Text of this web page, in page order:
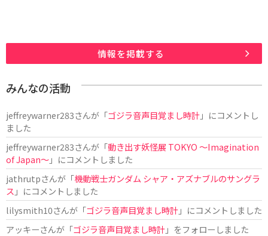
情報を掲載する
みんなの活動
jeffreywarner283さんが「ゴジラ音声目覚まし時計」にコメントし
ました
jeffreywarner283さんが「動き出す妖怪展 TOKYO 〜Imagination
of Japan〜」にコメントしました
jathrutpさんが「機動戦士ガンダム シャア・アズナブルのサングラ
ス 」にコメントしました
lilysmith10さんが「ゴジラ音声目覚まし時計」にコメントしました
アッキーさんが「ゴジラ音声目覚まし時計」をフォローしました